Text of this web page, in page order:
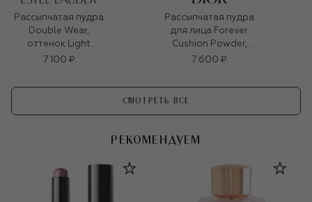
Рассыпчатая пудра
Double Wear,
оттенок Light
Medium Matte (10g)
7 100 ₽
Рассыпчатая пудра
для лица Forever
Cushion Powder,
Светлый (10g)
7 600 ₽
СМОТРЕТЬ ВСЕ
РЕКОМЕНДУЕМ